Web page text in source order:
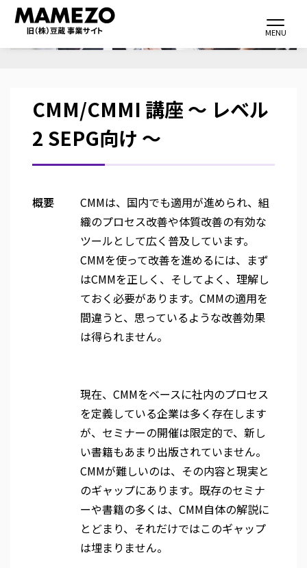
ン
MENU
CMM/CMMI 講座 ～ レベル
2 SEPG向け ～
概要 CMMは、国内でも適用が進められ、組
織のプロセス改善や体質改善の有効な
ツールとして広く普及しています。
CMMを使って改善を進めるには、まず
はCMMを正しく、そしてよく、理解し
ておく必要があります。 CMMの適用を
間違うと、思っているような改善効果
は得られません。
現在、 CMMをベースに社内のプロセス
を定義している企業は多く存在します
が、セミナーの開催は限定的で、新し
い書籍もあまり出版されていません。
CMMが難しいのは、その内容と現実と
のギャップにあります。既存のセミナ
ーや書籍の多くは、 CMM自体の解説に
とどまり、それだけではこのギャップ
は埋まりません。